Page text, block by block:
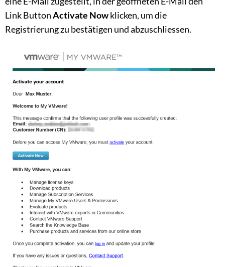
Link ButtonActivate Nowklicken, um die
Registrierung zu bestätigen und abzuschliessen.